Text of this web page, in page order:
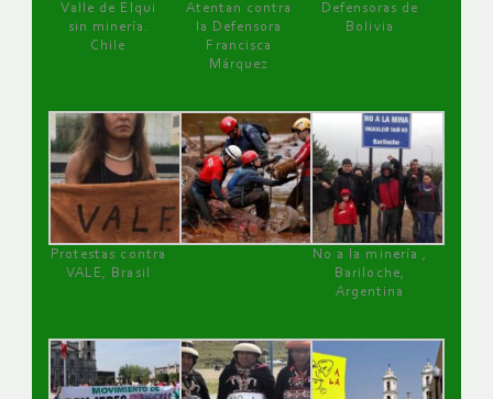
Valle de Elqui
sin minería.
Chile
Atentan contra
la Defensora
Francisca
Márquez
Defensoras de
Bolivia
Protestas contra
VALE, Brasil
No a la minería ,
Bariloche,
Argentina